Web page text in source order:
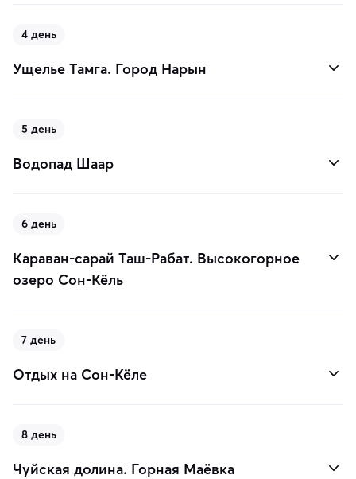
4 день
Ущелье Тамга. Город Нарын
5 день
Водопад Шаар
6 день
Караван-сарай Таш-Рабат. Высокогорное
озеро Сон-Кёль
7 день
Отдых на Сон-Кёле
8 день
Чуйская долина. Горная Маёвка